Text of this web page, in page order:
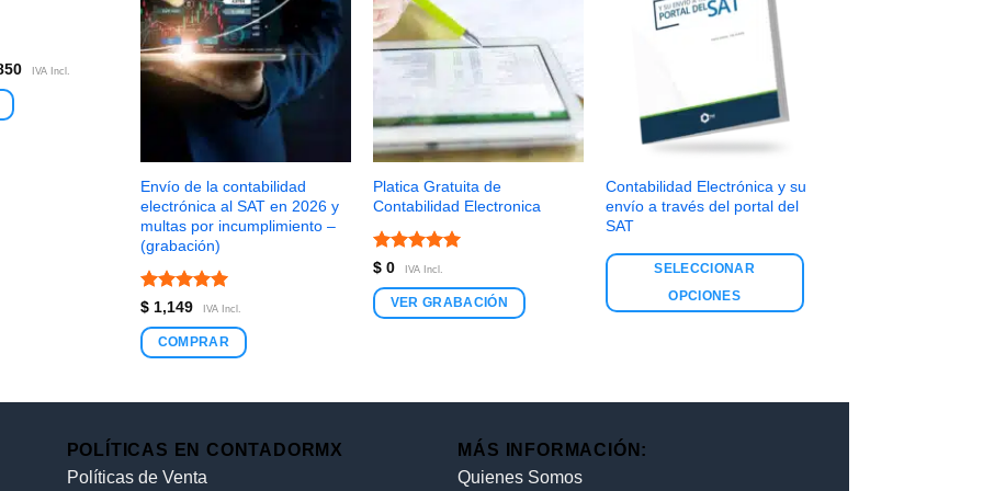
IVA Incl.
Envío de la contabilidad
electrónica al SAT en 2026 y
multas por incumplimiento –
(grabación)
Valorado
$1,149 IVA Incl.
COMPRAR
Platica Gratuita de
Contabilidad Electronica
Valorado
$0 IVA Incl.
VER GRABACIÓN
Contabilidad Electrónica y su
envío a través del portal del
SAT
SELECCIONAR
OPCIONES
POLÍTICAS EN CONTADORMX
Políticas de Venta
MÁS INFORMACIÓN:
Quienes Somos